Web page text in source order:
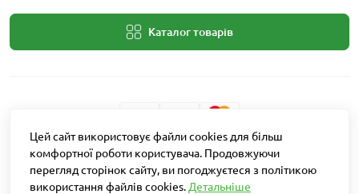
Каталог товарів
Розробник: Intent Solutions
Агро Рітейл © 2026
Цей сайт використовує файли cookies для більш
комфортної роботи користувача. Продовжуючи
перегляд сторінок сайту, ви погоджуєтеся з політикою
використання файлів cookies. Детальніше